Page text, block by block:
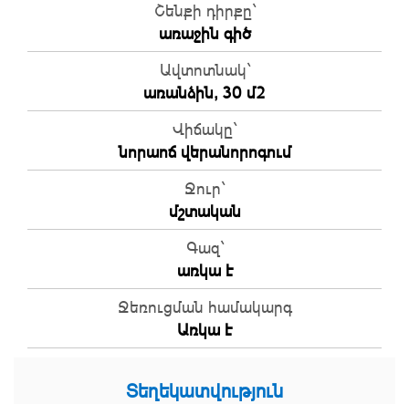
Շենքի դիրքը`
առաջին գիծ
Ավտոտնակ`
առանձին, 30 մ2
Վիճակը`
նորաոճ վերանորոգում
Ջուր`
մշտական
Գազ`
առկա է
Ջեռուցման համակարգ
Առկա է
Տեղեկատվություն